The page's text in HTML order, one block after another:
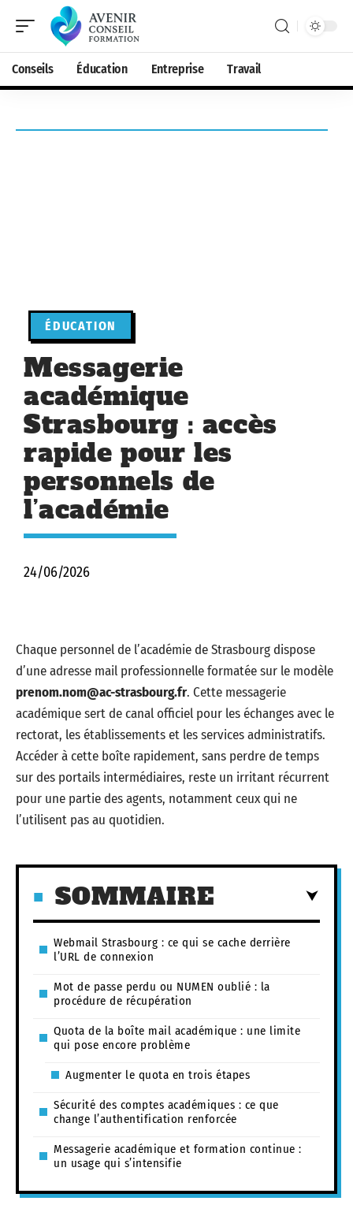
Conseils Éducation Entreprise Travail
ÉDUCATION
Messagerie
académique
Strasbourg : accès
rapide pour les
personnels de
l’académie
24/06/2026
Chaque personnel de l’académie de Strasbourg dispose
d’une adresse mail professionnelle formatée sur le modèle
prenom.nom@ac-strasbourg.fr. Cette messagerie
académique sert de canal officiel pour les échanges avec le
rectorat, les établissements et les services administratifs.
Accéder à cette boîte rapidement, sans perdre de temps
sur des portails intermédiaires, reste un irritant récurrent
pour une partie des agents, notamment ceux qui ne
l’utilisent pas au quotidien.
SOMMAIRE
Webmail Strasbourg : ce qui se cache derrière
l’URL de connexion
Mot de passe perdu ou NUMEN oublié : la
procédure de récupération
Quota de la boîte mail académique : une limite
qui pose encore problème
Augmenter le quota en trois étapes
Sécurité des comptes académiques : ce que
change l’authentification renforcée
Messagerie académique et formation continue :
un usage qui s’intensifie